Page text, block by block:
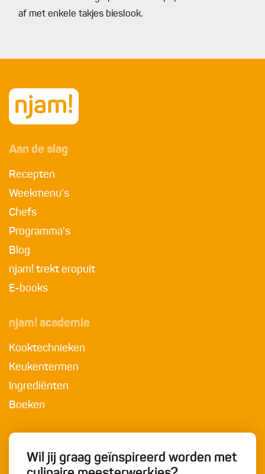
af met enkele takjes bieslook.
Aan de slag
Recepten
Weekmenu's
Chefs
Programma's
Blog
njam! trekt eropuit
E-books
njam! academie
Kooktechnieken
Keukentermen
Ingrediënten
Boeken
Wil jij graag geïnspireerd worden met